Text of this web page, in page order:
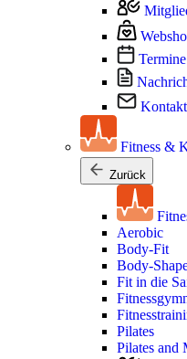
Termine
Kontakt
Fitness &
Zurück
Aerobic
Body-Fit
Body-
Fit in die
Pilates
Pilates and